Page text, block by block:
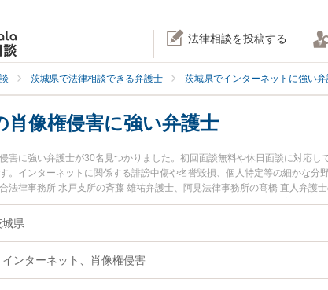
法律相談を投稿する
茨城県で法律相談できる弁護士 茨城県でインターネットに強い
肖像権侵害に強い弁護士
害に強い弁護士が30名見つかりました。初回面談無料や休日面談に対応
。インターネットに関係する誹謗中傷や名誉毀損、個人特定等の細かな
法律事務所 水戸支所の斉藤 雄祐弁護士、阿見法律事務所の髙橋 直人弁
像権侵害のトラブルを今すぐに弁護士に相談したい』『肖像権侵害のト
内の弁護士に相談予約したい』などでお困りの相談者さんにおすすめです。
城県
インターネット、肖像権侵害